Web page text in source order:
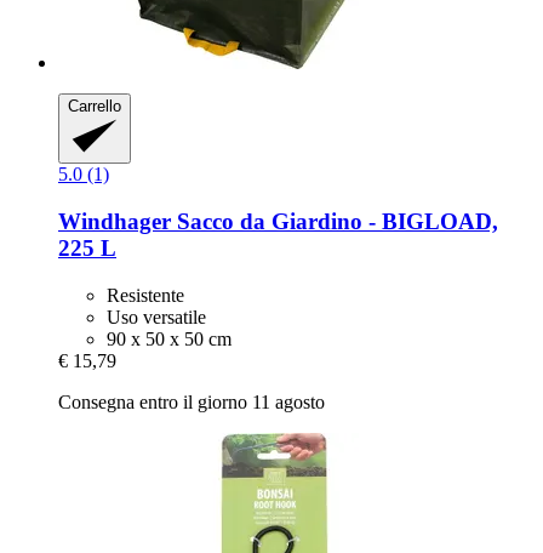
Carrello
5.0 (1)
Windhager Sacco da Giardino -​ BIGLOAD,
225 L
Resistente
Uso versatile
90 x 50 x 50 cm
€ 15,79
Consegna entro il giorno 11 agosto